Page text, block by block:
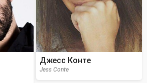
Джесс Конте
Jess Conte